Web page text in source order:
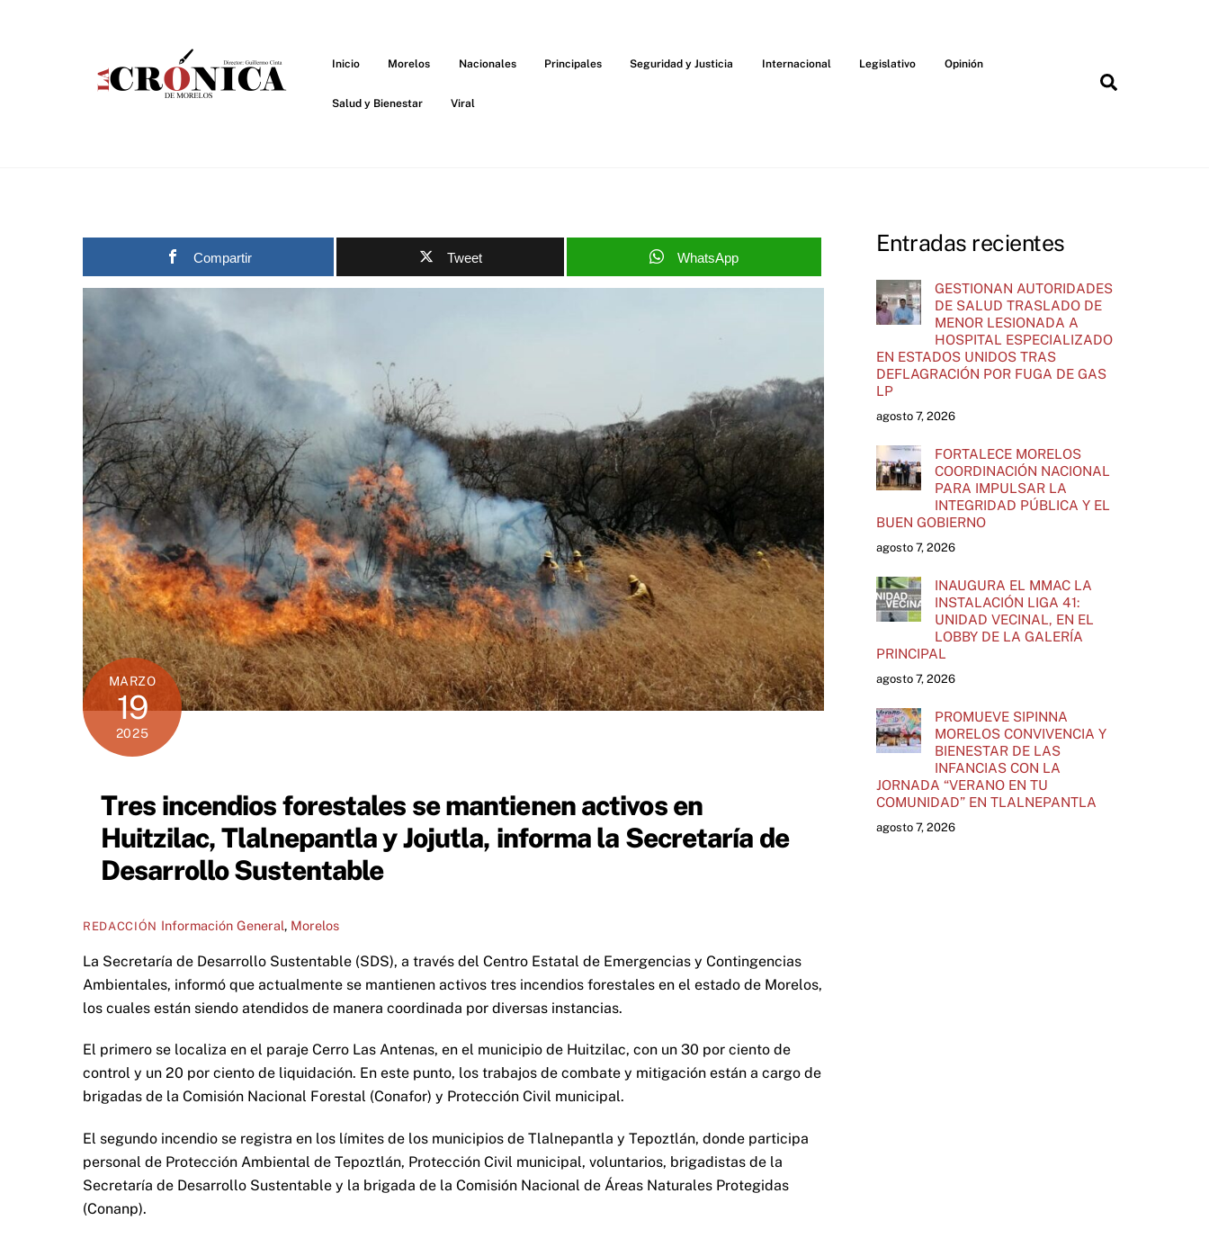
Inicio Morelos Nacionales Principales Seguridad y Justicia Internacional Legislativo Opinión
Salud y Bienestar Viral
Compartir Tweet WhatsApp
MARZO
19
2025
Tres incendios forestales se mantienen activos en
Huitzilac, Tlalnepantla y Jojutla, informa la Secretaría de
Desarrollo Sustentable
REDACCIÓN Información General, Morelos
La Secretaría de Desarrollo Sustentable (SDS), a través del Centro Estatal de Emergencias y Contingencias
Ambientales, informó que actualmente se mantienen activos tres incendios forestales en el estado de Morelos,
los cuales están siendo atendidos de manera coordinada por diversas instancias.
El primero se localiza en el paraje Cerro Las Antenas, en el municipio de Huitzilac, con un 30 por ciento de
control y un 20 por ciento de liquidación. En este punto, los trabajos de combate y mitigación están a cargo de
brigadas de la Comisión Nacional Forestal (Conafor) y Protección Civil municipal.
El segundo incendio se registra en los límites de los municipios de Tlalnepantla y Tepoztlán, donde participa
personal de Protección Ambiental de Tepoztlán, Protección Civil municipal, voluntarios, brigadistas de la
Secretaría de Desarrollo Sustentable y la brigada de la Comisión Nacional de Áreas Naturales Protegidas
(Conanp).
Entradas recientes
GESTIONAN AUTORIDADES
DE SALUD TRASLADO DE
MENOR LESIONADA A
HOSPITAL ESPECIALIZADO
EN ESTADOS UNIDOS TRAS
DEFLAGRACIÓN POR FUGA DE GAS
LP
agosto 7, 2026
FORTALECE MORELOS
COORDINACIÓN NACIONAL
PARA IMPULSAR LA
INTEGRIDAD PÚBLICA Y EL
BUEN GOBIERNO
agosto 7, 2026
INAUGURA EL MMAC LA
INSTALACIÓN LIGA 41:
UNIDAD VECINAL, EN EL
LOBBY DE LA GALERÍA
PRINCIPAL
agosto 7, 2026
PROMUEVE SIPINNA
MORELOS CONVIVENCIA Y
BIENESTAR DE LAS
INFANCIAS CON LA
JORNADA “VERANO EN TU
COMUNIDAD” EN TLALNEPANTLA
agosto 7, 2026